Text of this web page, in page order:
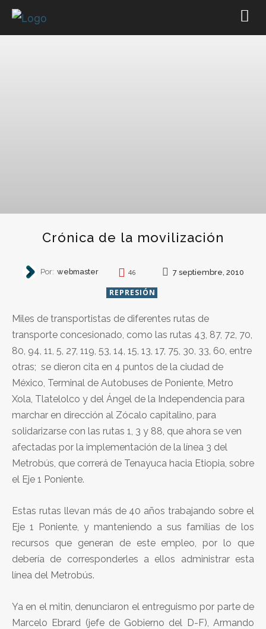
Crónica de la movilización
Por: webmaster 46 7 septiembre, 2010
REPRESIÓN
Miles de transportistas de diferentes rutas de
transporte concesionado, como las rutas 43, 87, 72, 70,
80, 94, 11, 5, 27, 119, 53, 14, 15, 13, 17, 75, 30, 33, 60, entre
otras; se dieron cita en 4 puntos de la ciudad de
México, Terminal de Autobuses de Poniente, Metro
Xola, Tlatelolco y del Ángel de la Independencia para
marchar en dirección al Zócalo capitalino, para
solidarizarse con las rutas 1, 3 y 88, que ahora se ven
afectadas por la implementación de la línea 3 del
Metrobús, que correrá de Tenayuca hacia Etiopia, sobre
el Eje 1 Poniente.
Estas rutas llevan más de 40 años trabajando sobre el
Eje 1 Poniente, y manteniendo a sus familias de los
recursos que generan de este empleo, por lo que
debería de corresponderles a ellos administrar esta
línea del Metrobús.
Ya en el mitin, denunciaron el entreguismo por parte de
Marcelo Ebrard (jefe de Gobierno del D-F), Armando